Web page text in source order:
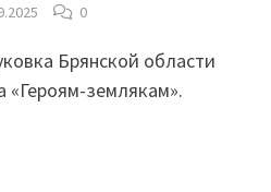
0
Брянской области
«Героям-землякам».